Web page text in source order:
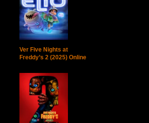
Ver Five Nights at
Freddy’s 2 (2025) Online